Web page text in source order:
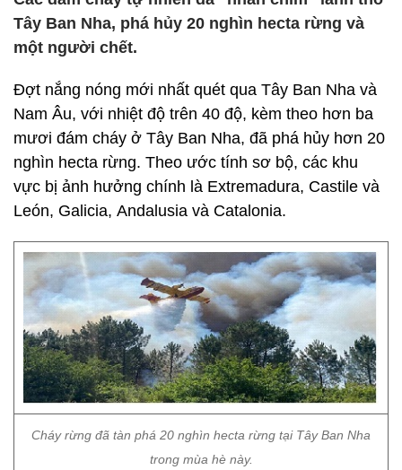
Tây Ban Nha, phá hủy 20 nghìn hecta rừng và
một người chết.
Đợt nắng nóng mới nhất quét qua Tây Ban Nha và
Nam Âu, với nhiệt độ trên 40 độ, kèm theo hơn ba
mươi đám cháy ở Tây Ban Nha, đã phá hủy hơn 20
nghìn hecta rừng. Theo ước tính sơ bộ, các khu
vực bị ảnh hưởng chính là Extremadura, Castile và
León, Galicia, Andalusia và Catalonia.
Cháy rừng đã tàn phá 20 nghìn hecta rừng tại Tây Ban Nha
trong mùa hè này.